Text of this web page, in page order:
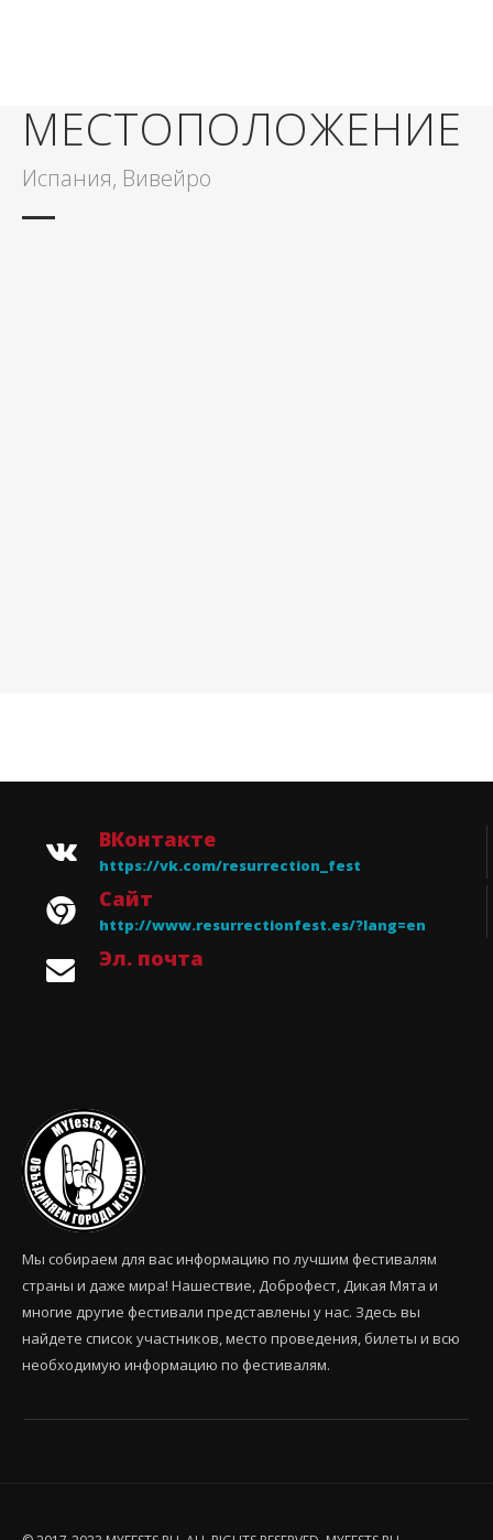
МЕСТОПОЛОЖЕНИЕ
Испания, Вивейро
ВКонтакте
https://vk.com/resurrection_fest
Сайт
http://www.resurrectionfest.es/?lang=en
Эл. почта
Мы собираем для вас информацию по лучшим фестивалям
страны и даже мира! Нашествие, Доброфест, Дикая Мята и
многие другие фестивали представлены у нас. Здесь вы
найдете список участников, место проведения, билеты и всю
необходимую информацию по фестивалям.